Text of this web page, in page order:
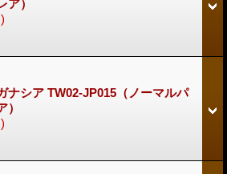
ア）
ナシア TW02-JP015（ノーマルパ
）